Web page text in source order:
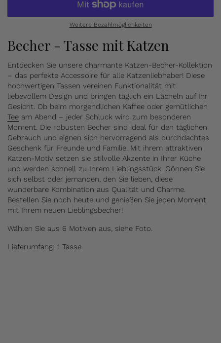
Weitere Bezahlmöglichkeiten
Becher - Tasse mit Katzen
Entdecken Sie unsere charmante Katzen-Becher-Kollektion
– das perfekte Accessoire für alle Katzenliebhaber! Diese
hochwertigen Tassen vereinen Funktionalität mit
liebevollem Design und bringen täglich ein Lächeln auf Ihr
Gesicht. Ob beim morgendlichen Kaffee oder gemütlichen
Tee am Abend – jeder Schluck wird zum besonderen
Moment. Die robusten Becher sind ideal für den täglichen
Gebrauch und eignen sich hervorragend als durchdachtes
Geschenk für Freunde und Familie. Mit ihrem attraktiven
Katzen-Motiv setzen sie stilvolle Akzente in Ihrer Küche
und werden schnell zu Ihrem Lieblingsstück. Gönnen Sie
sich selbst oder jemanden, den Sie lieben, diese
wunderbare Kombination aus Qualität und Charme.
Bestellen Sie noch heute und genießen Sie jeden Moment
mit Ihrem neuen Lieblingsbecher!
Wählen Sie aus 6 Motiven aus, siehe Foto.
Lieferumfang: 1 Tasse